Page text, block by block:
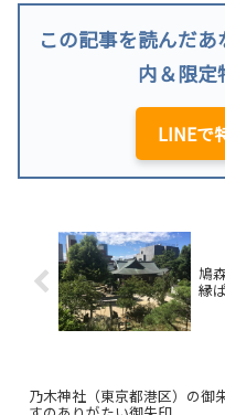
この記事を読んだ
内＆限定
LINEで
鳩
縁
乃木神社（東京都港区）の御